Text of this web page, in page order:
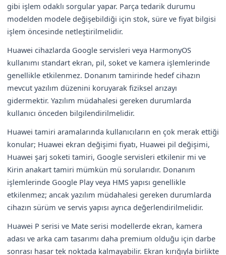
gibi işlem odaklı sorgular yapar. Parça tedarik durumu
modelden modele değişebildiği için stok, süre ve fiyat bilgisi
işlem öncesinde netleştirilmelidir.
Huawei cihazlarda Google servisleri veya HarmonyOS
kullanımı standart ekran, pil, soket ve kamera işlemlerinde
genellikle etkilenmez. Donanım tamirinde hedef cihazın
mevcut yazılım düzenini koruyarak fiziksel arızayı
gidermektir. Yazılım müdahalesi gereken durumlarda
kullanıcı önceden bilgilendirilmelidir.
Huawei tamiri aramalarında kullanıcıların en çok merak ettiği
konular; Huawei ekran değişimi fiyatı, Huawei pil değişimi,
Huawei şarj soketi tamiri, Google servisleri etkilenir mi ve
Kirin anakart tamiri mümkün mü sorularıdır. Donanım
işlemlerinde Google Play veya HMS yapısı genellikle
etkilenmez; ancak yazılım müdahalesi gereken durumlarda
cihazın sürüm ve servis yapısı ayrıca değerlendirilmelidir.
Huawei P serisi ve Mate serisi modellerde ekran, kamera
adası ve arka cam tasarımı daha premium olduğu için darbe
sonrası hasar tek noktada kalmayabilir. Ekran kırığıyla birlikte